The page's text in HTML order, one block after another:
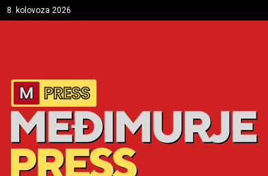
8. kolovoza 2026